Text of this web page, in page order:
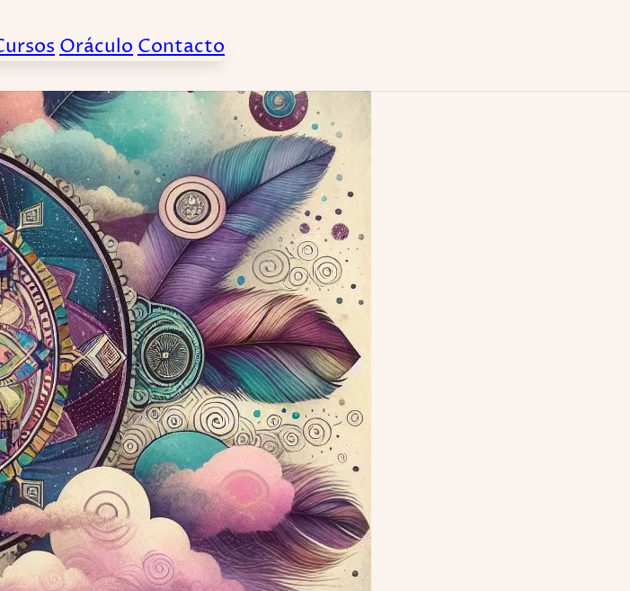
Oráculo Contacto